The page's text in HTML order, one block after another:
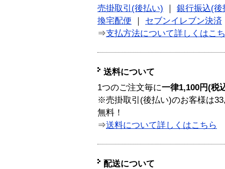
売掛取引(後払い) ｜ 銀行振込(後
換宅配便 ｜ セブンイレブン決済
⇒支払方法について詳しくはこ
送料について
1つのご注文毎に一律1,100円(税
※売掛取引(後払い)のお客様は
無料！
⇒送料について詳しくはこちら
配送について